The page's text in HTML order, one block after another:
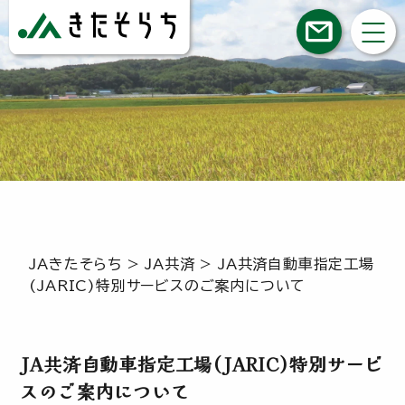
JAきたそらち >JA共済 >JA共済自動車指定工場
(JARIC)特別サービスのご案内について
JA共済自動車指定工場(JARIC)特別サービ
スのご案内について